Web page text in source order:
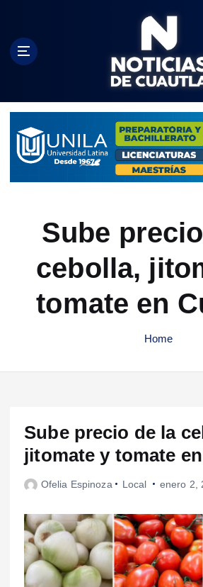
c
Sube
cebolla,
tomate en
Home
Sube precio de la
jitomate y tomate
Ofelia Espinoza Local enero 2,